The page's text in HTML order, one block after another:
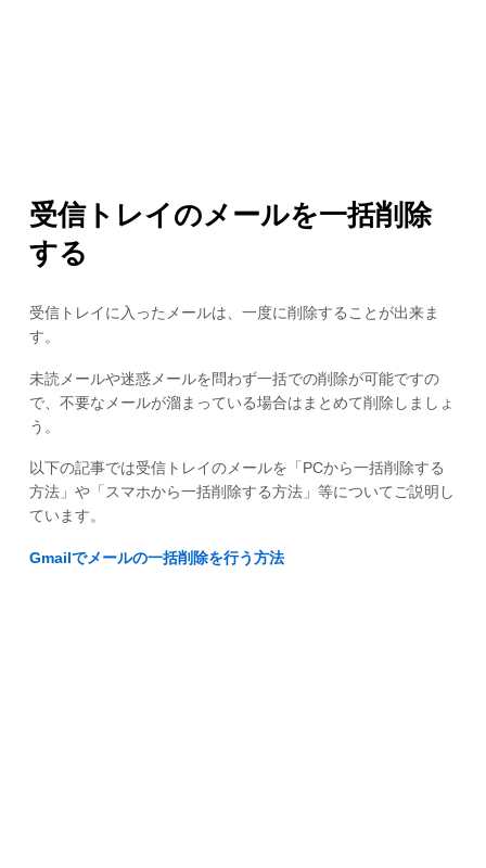
受信トレイのメールを一括削除
する
受信トレイに入ったメールは、一度に削除することが出来ま
す。
未読メールや迷惑メールを問わず一括での削除が可能ですの
で、不要なメールが溜まっている場合はまとめて削除しましょ
う。
以下の記事では受信トレイのメールを「PCから一括削除する
方法」や「スマホから一括削除する方法」等についてご説明し
ています。
Gmailでメールの一括削除を行う方法